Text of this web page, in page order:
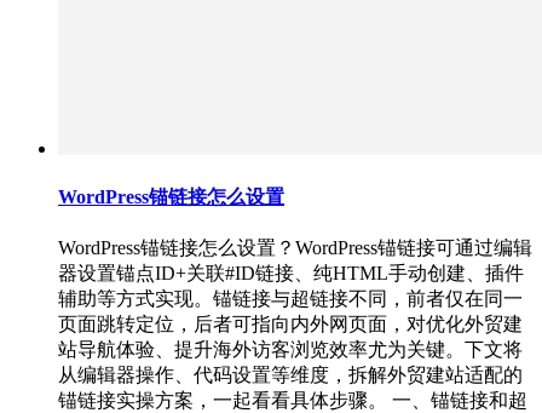
WordPress锚链接怎么设置
WordPress锚链接怎么设置？WordPress锚链接可通过编辑
器设置锚点ID+关联#ID链接、纯HTML手动创建、插件
辅助等方式实现。锚链接与超链接不同，前者仅在同一
页面跳转定位，后者可指向内外网页面，对优化外贸建
站导航体验、提升海外访客浏览效率尤为关键。下文将
从编辑器操作、代码设置等维度，拆解外贸建站适配的
锚链接实操方案，一起看看具体步骤。 一、锚链接和超